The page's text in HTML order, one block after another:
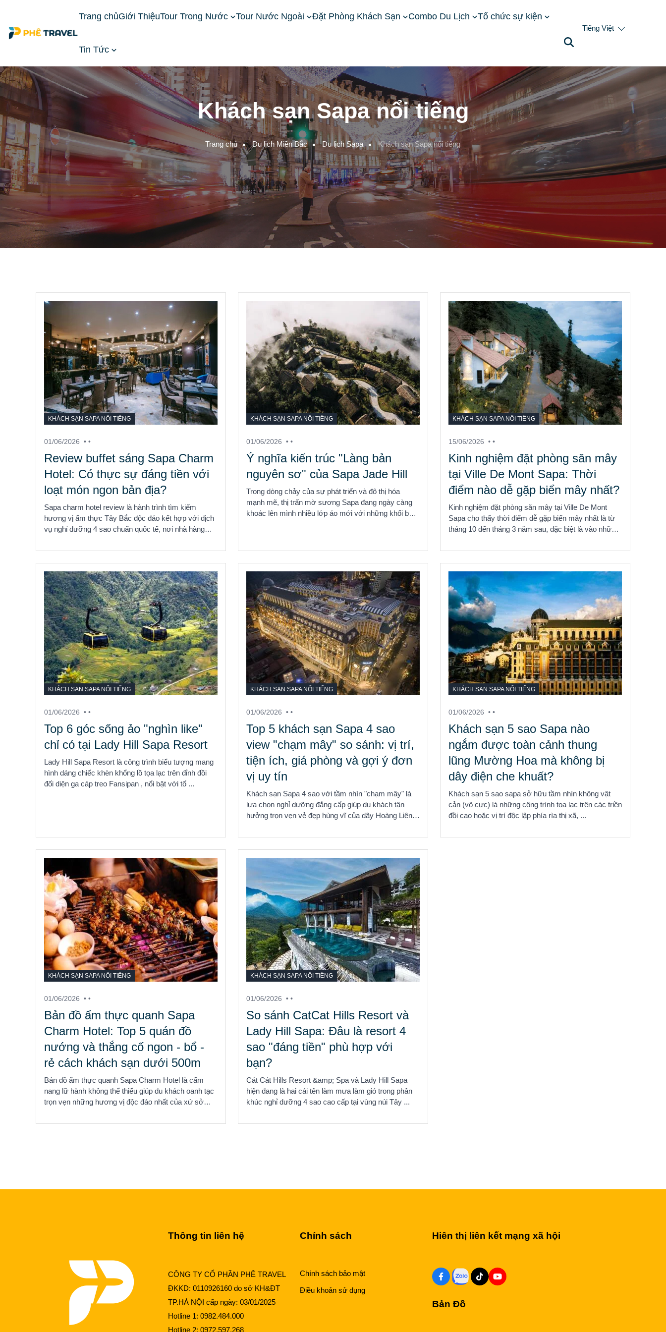
Trang chủGiới ThiệuTour Trong Nước Tour Nước Ngoài Đặt Phòng Khách Sạn Combo Du Lịch Tổ chức sự kiện
Tin Tức
Tiếng Việt
Khách sạn Sapa nổi tiếng
Trang chủ Du lịch Miền Bắc Du lịch Sapa Khách sạn Sapa nổi tiếng
KHÁCH SẠN SAPA NỔI TIẾNG
01/06/2026 • •
Review buffet sáng Sapa Charm
Hotel: Có thực sự đáng tiền với
loạt món ngon bản địa?
Sapa charm hotel review là hành trình tìm kiếm
hương vị ẩm thực Tây Bắc độc đáo kết hợp với dịch
vụ nghỉ dưỡng 4 sao chuẩn quốc tế, nơi nhà hàng
KHÁCH SẠN SAPA NỔI TIẾNG
01/06/2026 • •
Ý nghĩa kiến trúc "Làng bản
nguyên sơ" của Sapa Jade Hill
Trong dòng chảy của sự phát triển và đô thị hóa
mạnh mẽ, thị trấn mờ sương Sapa đang ngày càng
khoác lên mình nhiều lớp áo mới với những khối bê
KHÁCH SẠN SAPA NỔI TIẾNG
15/06/2026 • •
Kinh nghiệm đặt phòng săn mây
tại Ville De Mont Sapa: Thời
điểm nào dễ gặp biển mây nhất?
Kinh nghiệm đặt phòng săn mây tại Ville De Mont
Sapa cho thấy thời điểm dễ gặp biển mây nhất là từ
tháng 10 đến tháng 3 năm sau, đặc biệt là vào những
KHÁCH SẠN SAPA NỔI TIẾNG
01/06/2026 • •
Top 6 góc sống ảo "nghìn like"
chỉ có tại Lady Hill Sapa Resort
Lady Hill Sapa Resort là công trình biểu tượng mang
hình dáng chiếc khèn khổng lồ tọa lạc trên đỉnh đồi
đối diện ga cáp treo Fansipan , nổi bật với tổ ...
KHÁCH SẠN SAPA NỔI TIẾNG
01/06/2026 • •
Top 5 khách sạn Sapa 4 sao
view "chạm mây" so sánh: vị trí,
tiện ích, giá phòng và gợi ý đơn
vị uy tín
Khách sạn Sapa 4 sao với tầm nhìn "chạm mây" là
lựa chọn nghỉ dưỡng đẳng cấp giúp du khách tận
hưởng trọn vẹn vẻ đẹp hùng vĩ của dãy Hoàng Liên
KHÁCH SẠN SAPA NỔI TIẾNG
01/06/2026 • •
Khách sạn 5 sao Sapa nào
ngắm được toàn cảnh thung
lũng Mường Hoa mà không bị
dây điện che khuất?
Khách sạn 5 sao sapa sở hữu tầm nhìn không vật
cản (vô cực) là những công trình tọa lạc trên các triền
đồi cao hoặc vị trí độc lập phía rìa thị xã, ...
KHÁCH SẠN SAPA NỔI TIẾNG
01/06/2026 • •
Bản đồ ẩm thực quanh Sapa
Charm Hotel: Top 5 quán đồ
nướng và thắng cố ngon - bổ -
rẻ cách khách sạn dưới 500m
Bản đồ ẩm thực quanh Sapa Charm Hotel là cẩm
nang lữ hành không thể thiếu giúp du khách oanh tạc
trọn vẹn những hương vị độc đáo nhất của xứ sở
KHÁCH SẠN SAPA NỔI TIẾNG
01/06/2026 • •
So sánh CatCat Hills Resort và
Lady Hill Sapa: Đâu là resort 4
sao "đáng tiền" phù hợp với
bạn?
Cát Cát Hills Resort &amp; Spa và Lady Hill Sapa
hiện đang là hai cái tên làm mưa làm gió trong phân
khúc nghỉ dưỡng 4 sao cao cấp tại vùng núi Tây ...
Thông tin liên hệ
CÔNG TY CỔ PHẦN PHÊ TRAVEL
ĐKKD: 0110926160 do sở KH&ĐT
TP.HÀ NỘI cấp ngày: 03/01/2025
Hotline 1: 0982.484.000
Hotline 2: 0972.597.268
Chính sách
Chính sách bảo mật
Điều khoản sử dụng
Hiên thị liên kết mạng xã hội
Bản Đồ